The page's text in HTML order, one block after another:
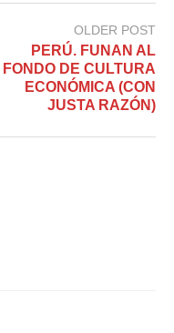
OLDER POST
PERÚ. FUNAN AL
FONDO DE CULTURA
ECONÓMICA (CON
JUSTA RAZÓN)